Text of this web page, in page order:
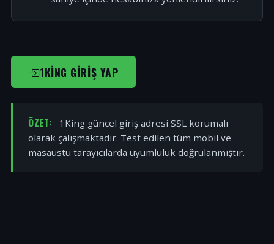
1KING GIRIŞ YAP
ÖZET:
1King güncel giriş adresi SSL korumalı
olarak çalışmaktadır. Test edilen tüm mobil ve
masaüstü tarayıcılarda uyumluluk doğrulanmıştır.